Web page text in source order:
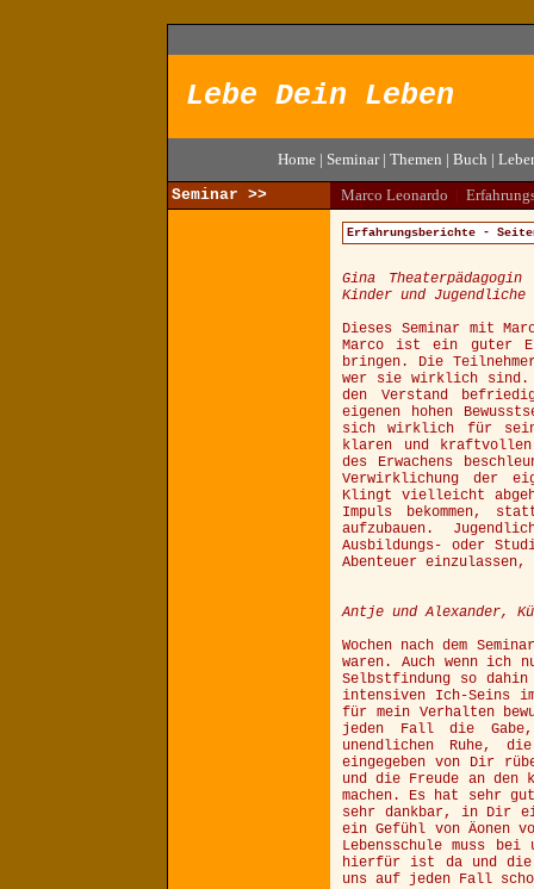
Lebe Dein Leben
Home| Seminar| Themen | Buch |
Seminar >>
Marco Leonardo |
Erfahrungsberichte -
Gina
Kinder und
Dieses Seminar mit
Marco ist ein guter
bringen. Die
wer sie wirklich sind.
den Verstand
eigenen hohen
sich wirklich für sein
klaren und kraftvollen
des Erwachens
Verwirklichung der
Klingt vielleicht
Impuls bekommen,
aufzubauen.
Ausbildungs- oder
Abenteuer
Antje und Alexander,
Wochen nach dem
waren. Auch wenn ich
Selbstfindung so
intensiven Ich-Seins
für mein Verhalten
jeden Fall die Gabe,
unendlichen Ruhe,
eingegeben von Dir
und die Freude an den
machen. Es hat sehr
sehr dankbar, in Dir
ein Gefühl von Äonen
Lebensschule muss
hierfür ist da und die
uns auf jeden Fall